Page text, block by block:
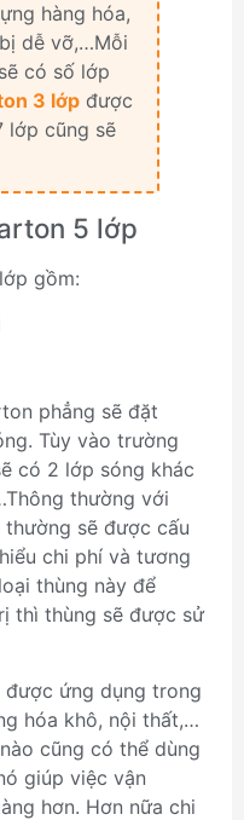
hàng hóa,
dễ vỡ,…Mỗi
có số lớp
3 lớp được
lớp cũng sẽ
5 lớp
gồm:
phẳng sẽ đặt
Tùy vào trường
có 2 lớp sóng khác
thường với
sẽ được cấu
chi phí và tương
thùng này để
thì thùng sẽ được sử
được ứng dụng trong
hóa khô, nội thất,…
cũng có thể dùng
giúp việc vận
hơn. Hơn nữa chi